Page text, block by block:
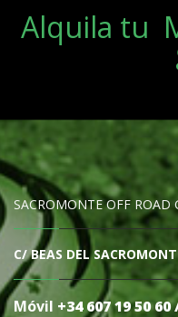
Alquila tu
SACROMONTE OFF ROAD
C/ BEAS DEL
Móvil +34 607 19 50